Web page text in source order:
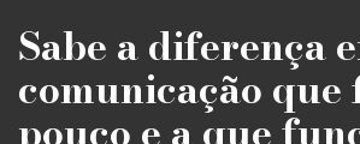
Sabe a diferença
comunicação